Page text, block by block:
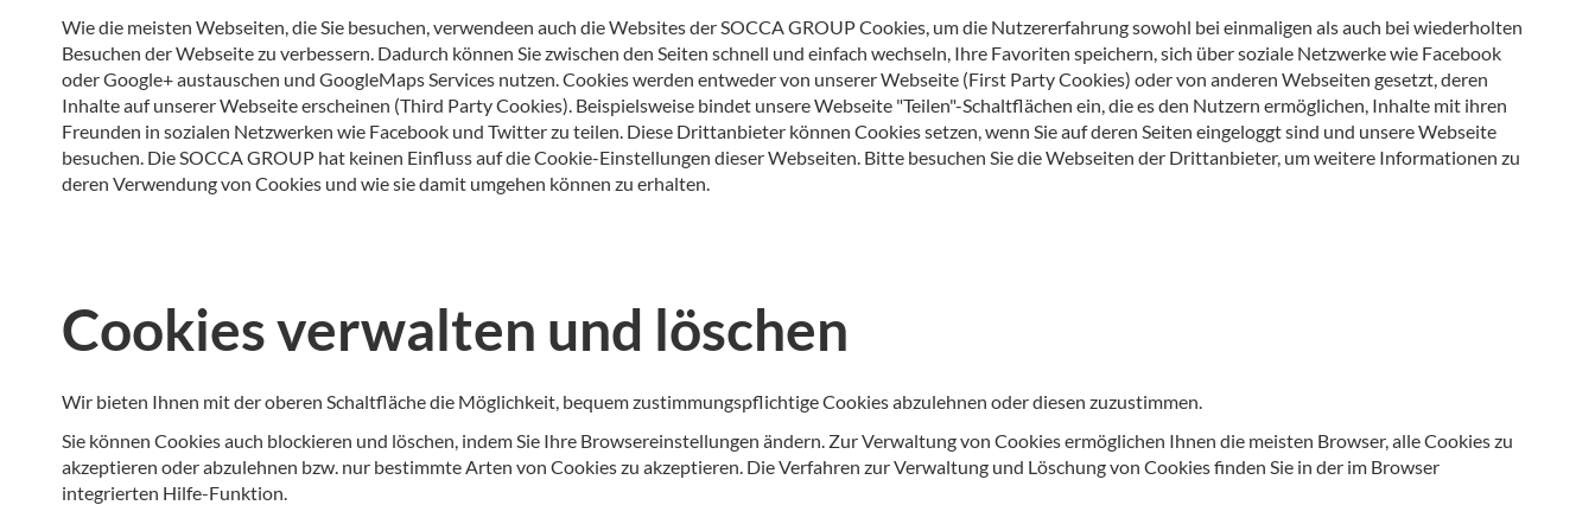
Wie die meisten Webseiten, die Sie besuchen, verwendeen auch die Websites der SOCCA GROUP Cookies, um die Nutzererfahrung sowohl bei einmaligen als auch bei wiederholten
Besuchen der Webseite zu verbessern. Dadurch können Sie zwischen den Seiten schnell und einfach wechseln, Ihre Favoriten speichern, sich über soziale Netzwerke wie Facebook
oder Google+ austauschen und GoogleMaps Services nutzen. Cookies werden entweder von unserer Webseite (First Party Cookies) oder von anderen Webseiten gesetzt, deren
Inhalte auf unserer Webseite erscheinen (Third Party Cookies). Beispielsweise bindet unsere Webseite "Teilen"-Schaltflächen ein, die es den Nutzern ermöglichen, Inhalte mit ihren
Freunden in sozialen Netzwerken wie Facebook und Twitter zu teilen. Diese Drittanbieter können Cookies setzen, wenn Sie auf deren Seiten eingeloggt sind und unsere Webseite
besuchen. Die SOCCA GROUP hat keinen Einfluss auf die Cookie-Einstellungen dieser Webseiten. Bitte besuchen Sie die Webseiten der Drittanbieter, um weitere Informationen zu
deren Verwendung von Cookies und wie sie damit umgehen können zu erhalten.
Cookies verwalten und löschen
Wir bieten Ihnen mit der oberen Schaltfläche die Möglichkeit, bequem zustimmungspflichtige Cookies abzulehnen oder diesen zuzustimmen.
Sie können Cookies auch blockieren und löschen, indem Sie Ihre Browsereinstellungen ändern. Zur Verwaltung von Cookies ermöglichen Ihnen die meisten Browser, alle Cookies zu
akzeptieren oder abzulehnen bzw. nur bestimmte Arten von Cookies zu akzeptieren. Die Verfahren zur Verwaltung und Löschung von Cookies finden Sie in der im Browser
integrierten Hilfe-Funktion.